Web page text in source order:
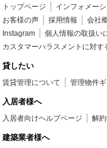
トップページ インフォメー
お客様の声
採用情報 会社
Instagram
個人情報の取扱い
カスタマーハラスメントに対す
貸したい
賃貸管理について 管理物件
入居者様へ
入居者向けヘルプページ 解
建築業者様へ